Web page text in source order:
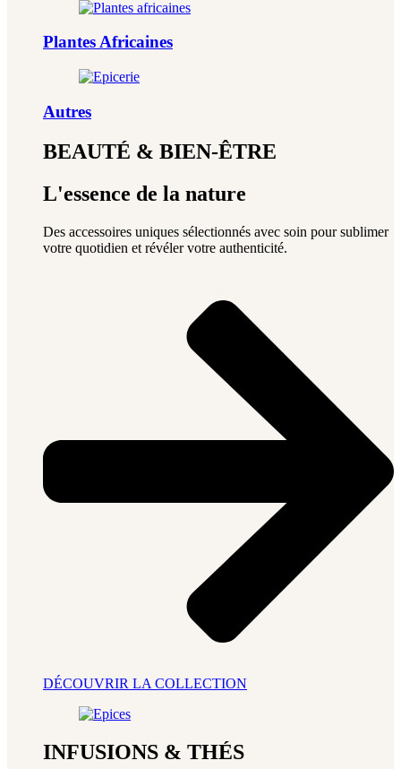
Plantes Africaines
Autres
BEAUTÉ & BIEN-ÊTRE
L'essence de la nature
Des accessoires uniques sélectionnés avec soin pour sublimer
votre quotidien et révéler votre authenticité.
DÉCOUVRIR LA COLLECTION
INFUSIONS & THÉS